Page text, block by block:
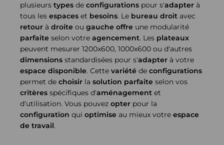
plusieurs types de configurations pour s'adapter à
tous les espaces et besoins. Le bureau droit avec
retour à droite ou gauche offre une modularité
parfaite selon votre agencement. Les plateaux
peuvent mesurer 1200x600, 1000x600 ou d'autres
dimensions standardisées pour s'adapter à votre
espace disponible. Cette variété de configurations
permet de choisir la solution parfaite selon vos
critères spécifiques d'aménagement et
d'utilisation. Vous pouvez opter pour la
configuration qui optimise au mieux votre espace
de travail.